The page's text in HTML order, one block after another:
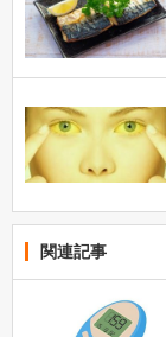
関連記事